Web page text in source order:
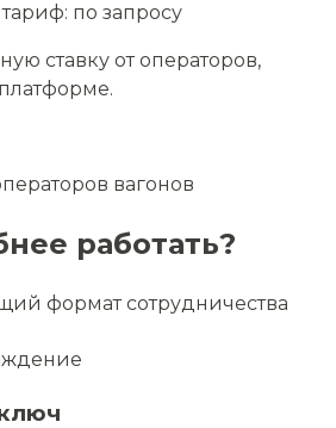
по запросу
ставку от операторов,
вагонов
работать?
формат сотрудничества